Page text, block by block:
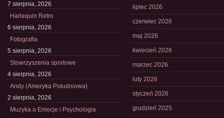
7 sierpnia, 2026
Harlequin Retro
6 sierpnia, 2026
Fotografia
5 sierpnia, 2026
Stowrzyszenia sportowe
4 sierpnia, 2026
Andy (Ameryka Południowa)
2 sierpnia, 2026
Muzyka a Emocje i Psychologia
lipiec 2026
czerwiec 2026
maj 2026
kwiecień 2026
marzec 2026
luty 2026
styczeń 2026
grudzień 2025